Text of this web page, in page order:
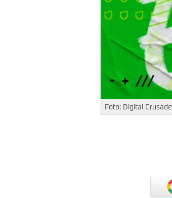
Foto: Digital Crusade